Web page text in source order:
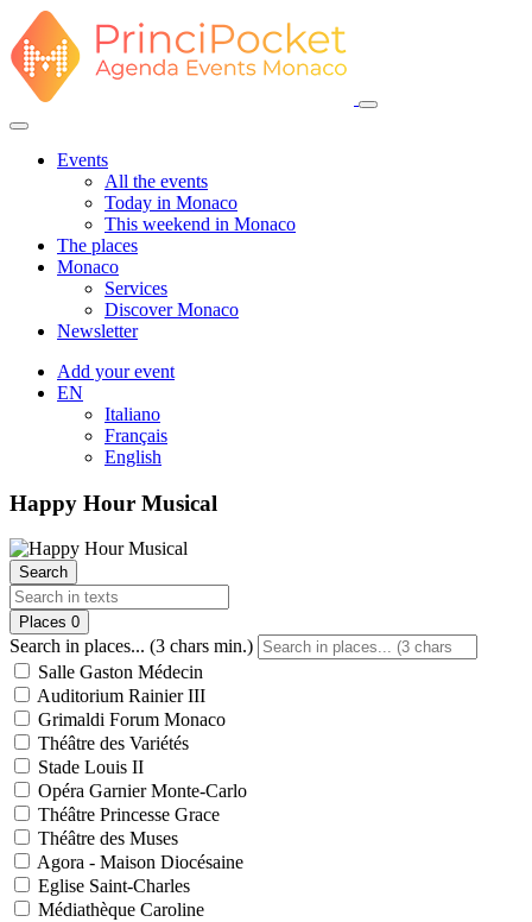
Events
All the events
Today in Monaco
This weekend in Monaco
The places
Monaco
Services
Discover Monaco
Newsletter
Add your event
EN
Italiano
Français
English
Happy Hour Musical
Search
Places 0
Search in places... (3 chars min.)
Salle Gaston Médecin
Auditorium Rainier III
Grimaldi Forum Monaco
Théâtre des Variétés
Stade Louis II
Opéra Garnier Monte-Carlo
Théâtre Princesse Grace
Théâtre des Muses
Agora - Maison Diocésaine
Eglise Saint-Charles
Médiathèque Caroline